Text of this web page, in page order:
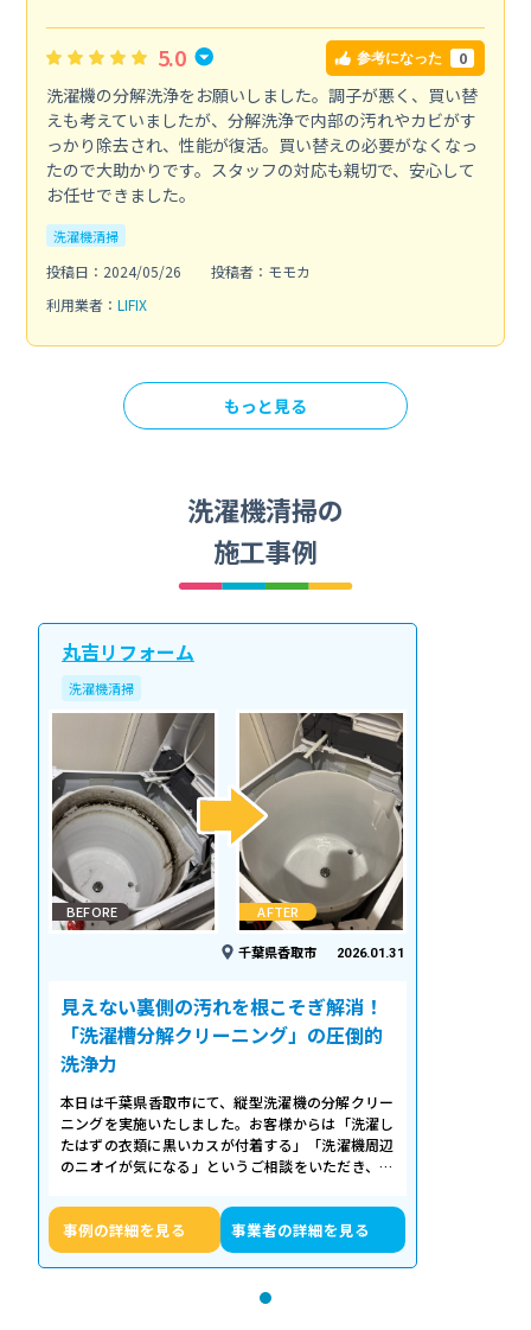
5.0 参考になった 0
洗濯機の分解洗浄をお願いしました。調子が悪く、買い替
えも考えていましたが、分解洗浄で内部の汚れやカビがす
っかり除去され、性能が復活。買い替えの必要がなくなっ
たので大助かりです。スタッフの対応も親切で、安心して
お任せできました。
洗濯機清掃
投稿日：2024/05/26
投稿者：モモカ
利用業者： LIFIX
もっと見る
洗濯機清掃の
施工事例
丸吉リフォーム
洗濯機清掃
BEFORE AFTER
千葉県香取市 2026.01.31
見えない裏側の汚れを根こそぎ解消！
「洗濯槽分解クリーニング」の圧倒的
洗浄力
本日は千葉県香取市にて、縦型洗濯機の分解クリー
ニングを実施いたしました。お客様からは「洗濯し
たはずの衣類に黒いカスが付着する」「洗濯機周辺
のニオイが気になる」というご相談をいただき、内
事例の詳細を見る 事業者の詳細を見る